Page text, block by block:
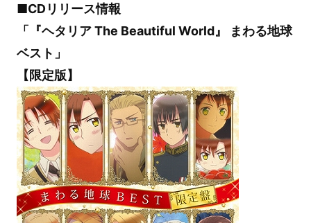
■CDリリース情報
「『ヘタリア The Beautiful World』 まわる地球
ベスト」
【限定版】